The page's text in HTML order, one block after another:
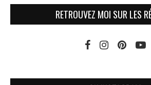
RETROUVEZ MOI SUR LES